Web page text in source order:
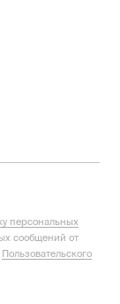
персональных
сообщений от
Пользовательского